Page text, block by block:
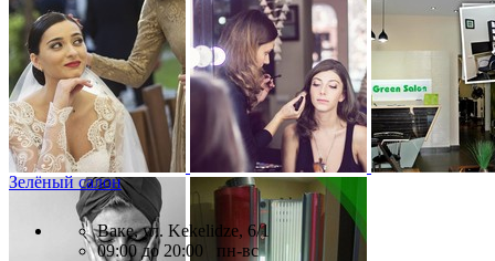
Зелёный салон
Ваке, ул. Kekelidze, 6/1
09:00 до 20:00 пн-вс